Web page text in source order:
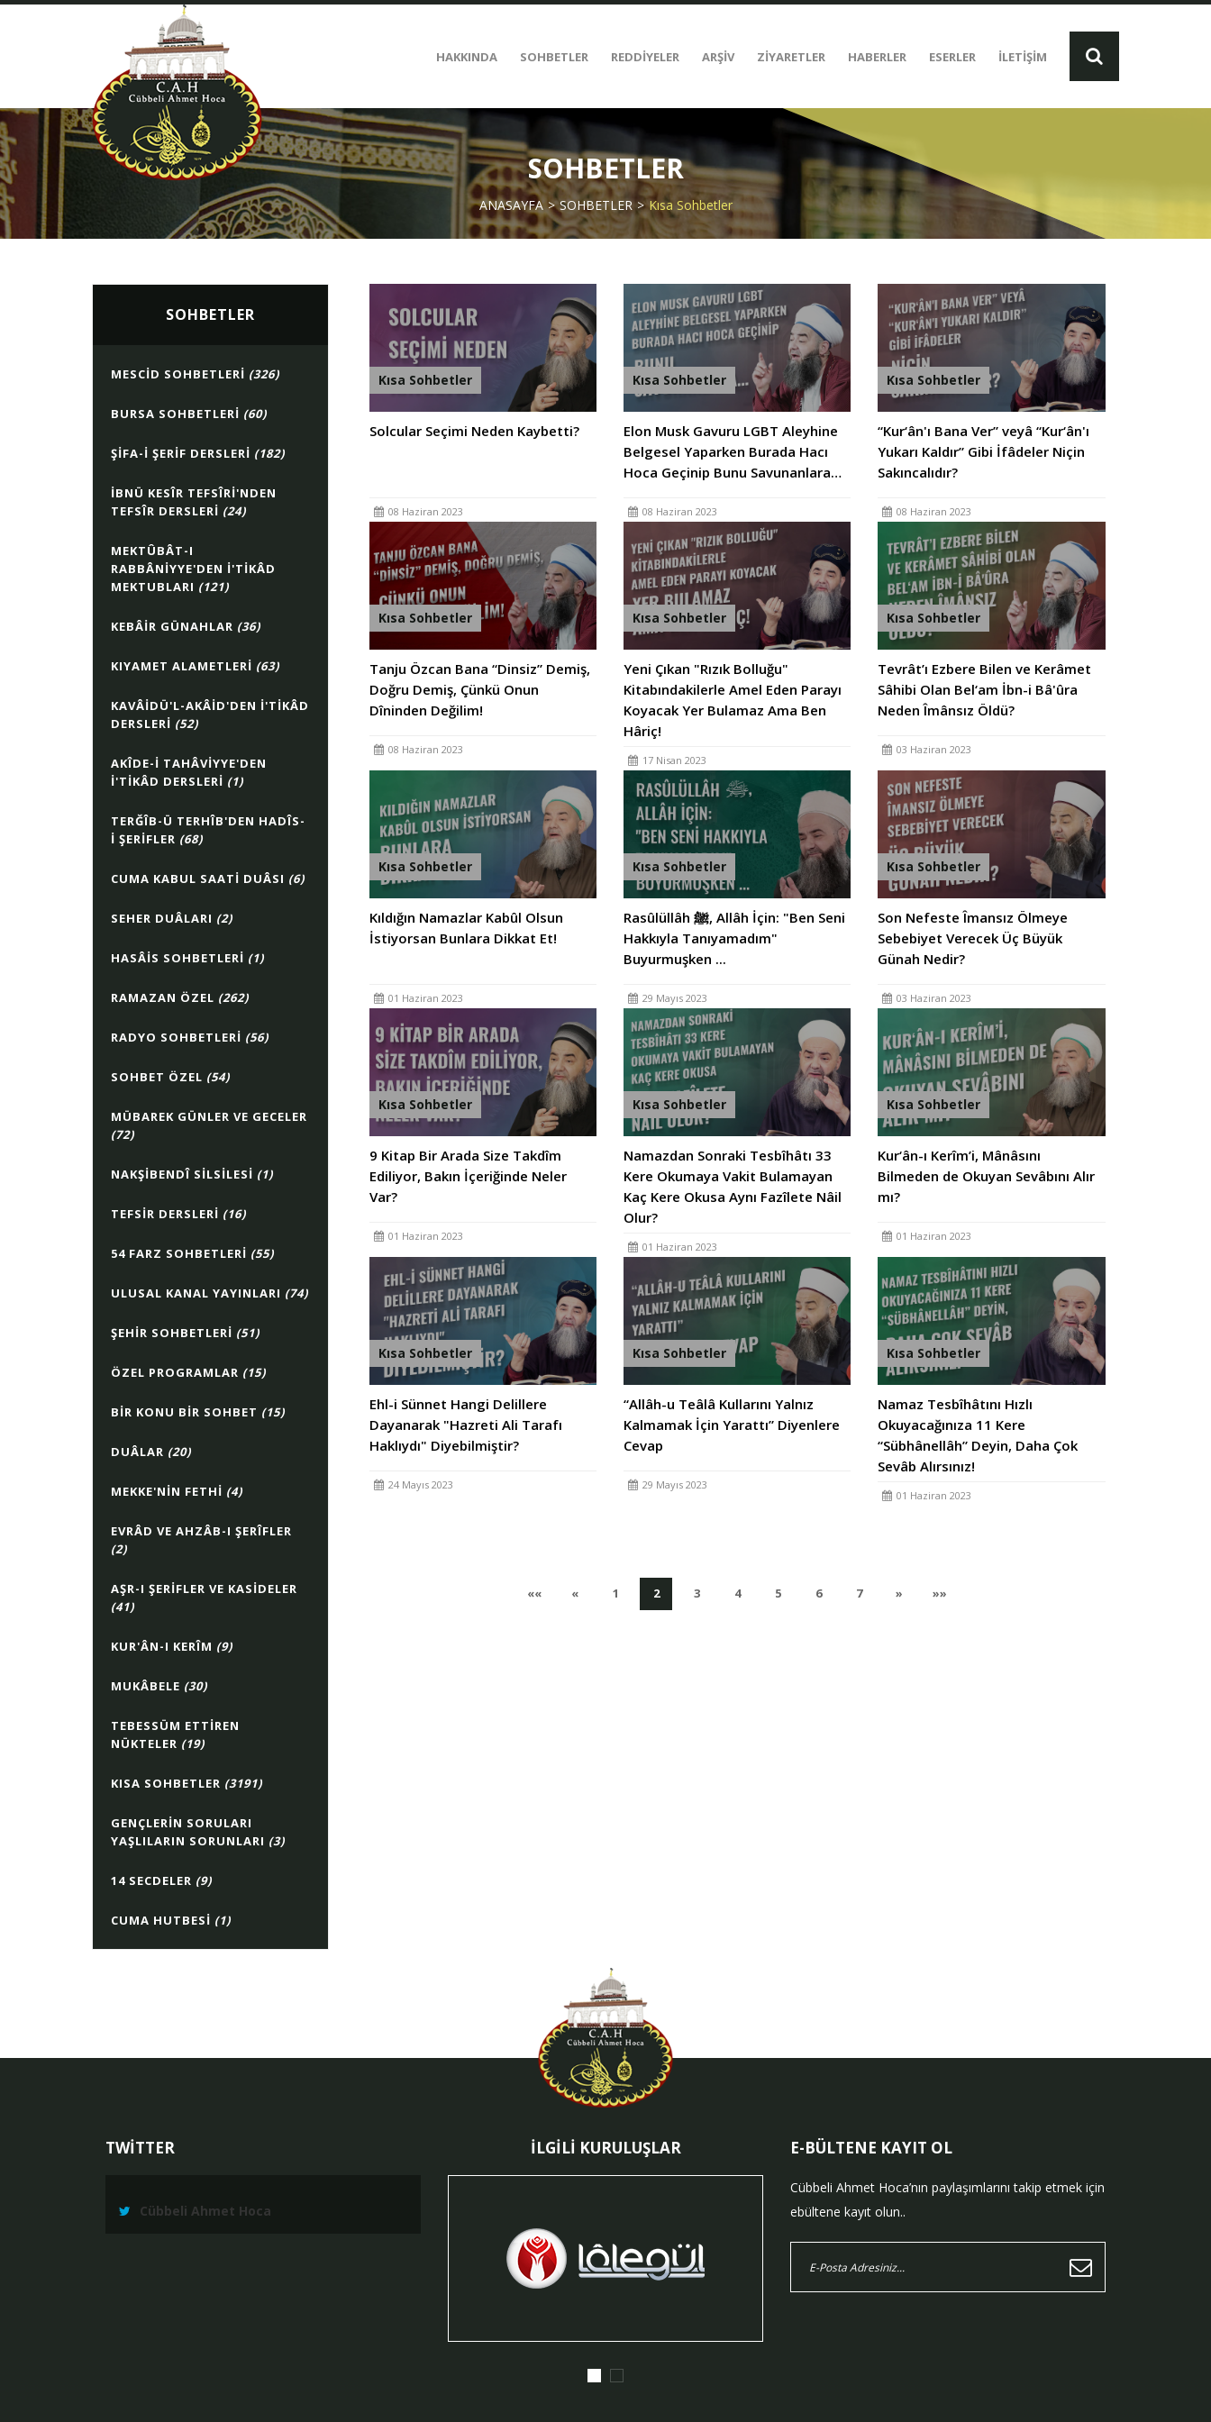
HAKKINDA SOHBETLER REDDİYELER ARŞİV ZİYARETLER HABERLER ESERLER İLETİŞİM
SOHBETLER
ANASAYFA SOHBETLER Kısa Sohbetler
SOHBETLER
MESCID SOHBETLERI (326)
BURSA SOHBETLERI (60)
ŞIFA-I ŞERIF DERSLERI (182)
İBNÜ KESÎR TEFSÎRI'NDEN
TEFSÎR DERSLERI (24)
MEKTÛBÂT-I
RABBÂNIYYE'DEN İ'TIKÂD
MEKTUBLARI (121)
KEBÂIR GÜNAHLAR (36)
KIYAMET ALAMETLERI (63)
KAVÂIDÜ'L-AKÂID'DEN İ'TIKÂD
DERSLERI (52)
AKÎDE-I TAHÂVIYYE'DEN
İ'TIKÂD DERSLERI (1)
TERĞÎB-Ü TERHÎB'DEN HADÎS-
I ŞERIFLER (68)
CUMA KABUL SAATI DUÂSI (6)
SEHER DUÂLARI (2)
HASÂIS SOHBETLERI (1)
RAMAZAN ÖZEL (262)
RADYO SOHBETLERI (56)
SOHBET ÖZEL (54)
MÜBAREK GÜNLER VE GECELER
(72)
NAKŞIBENDÎ SILSILESI (1)
TEFSIR DERSLERI (16)
54 FARZ SOHBETLERI (55)
ULUSAL KANAL YAYINLARI (74)
ŞEHIR SOHBETLERI (51)
ÖZEL PROGRAMLAR (15)
BIR KONU BIR SOHBET (15)
DUÂLAR (20)
MEKKE'NIN FETHI (4)
EVRÂD VE AHZÂB-I ŞERÎFLER
(2)
AŞR-I ŞERIFLER VE KASIDELER
(41)
KUR'ÂN-I KERÎM (9)
MUKÂBELE (30)
TEBESSÜM ETTIREN
NÜKTELER (19)
KISA SOHBETLER (3191)
GENÇLERIN SORULARI
YAŞLILARIN SORUNLARI (3)
14 SECDELER (9)
CUMA HUTBESI (1)
Kısa Sohbetler
Solcular Seçimi Neden Kaybetti?
08 Haziran 2023
Kısa Sohbetler
Elon Musk Gavuru LGBT Aleyhine
Belgesel Yaparken Burada Hacı
Hoca Geçinip Bunu Savunanlara…
08 Haziran 2023
Kısa Sohbetler
“Kur‘ân'ı Bana Ver” veyâ “Kur‘ân'ı
Yukarı Kaldır” Gibi İfâdeler Niçin
Sakıncalıdır?
08 Haziran 2023
Kısa Sohbetler
Tanju Özcan Bana “Dinsiz” Demiş,
Doğru Demiş, Çünkü Onun
Dîninden Değilim!
08 Haziran 2023
Kısa Sohbetler
Yeni Çıkan "Rızık Bolluğu"
Kitabındakilerle Amel Eden Parayı
Koyacak Yer Bulamaz Ama Ben
Hâriç!
17 Nisan 2023
Kısa Sohbetler
Tevrât’ı Ezbere Bilen ve Kerâmet
Sâhibi Olan Bel‘am İbn-i Bâ'ûra
Neden Îmânsız Öldü?
03 Haziran 2023
Kısa Sohbetler
Kıldığın Namazlar Kabûl Olsun
İstiyorsan Bunlara Dikkat Et!
01 Haziran 2023
Kısa Sohbetler
Rasûlüllâh ﷺ, Allâh İçin: "Ben Seni
Hakkıyla Tanıyamadım"
Buyurmuşken ...
29 Mayıs 2023
Kısa Sohbetler
Son Nefeste Îmansız Ölmeye
Sebebiyet Verecek Üç Büyük
Günah Nedir?
03 Haziran 2023
Kısa Sohbetler
9 Kitap Bir Arada Size Takdîm
Ediliyor, Bakın İçeriğinde Neler
Var?
01 Haziran 2023
Kısa Sohbetler
Namazdan Sonraki Tesbîhâtı 33
Kere Okumaya Vakit Bulamayan
Kaç Kere Okusa Aynı Fazîlete Nâil
Olur?
01 Haziran 2023
Kısa Sohbetler
Kur‘ân-ı Kerîm’i, Mânâsını
Bilmeden de Okuyan Sevâbını Alır
mı?
01 Haziran 2023
Kısa Sohbetler
Ehl-i Sünnet Hangi Delillere
Dayanarak "Hazreti Ali Tarafı
Haklıydı" Diyebilmiştir?
24 Mayıs 2023
Kısa Sohbetler
“Allâh-u Teâlâ Kullarını Yalnız
Kalmamak İçin Yarattı” Diyenlere
Cevap
29 Mayıs 2023
Kısa Sohbetler
Namaz Tesbîhâtını Hızlı
Okuyacağınıza 11 Kere
“Sübhânellâh” Deyin, Daha Çok
Sevâb Alırsınız!
01 Haziran 2023
««İlk
«Önceki
1 (current)
2(current)
3(current)
4(current)
5(current)
6(current)
7(current)
» Sonraki
»»
TWİTTER
Cübbeli Ahmet Hoca
İLGİLİ KURULUŞLAR E-BÜLTENE KAYIT OL
Cübbeli Ahmet Hoca’nın paylaşımlarını takip etmek için
ebültene kayıt olun..